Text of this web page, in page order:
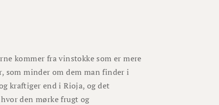
kommer fra vinstokke som er mere
som minder om dem man finder i
kraftiger end i Rioja, og det
den mørke frugt og